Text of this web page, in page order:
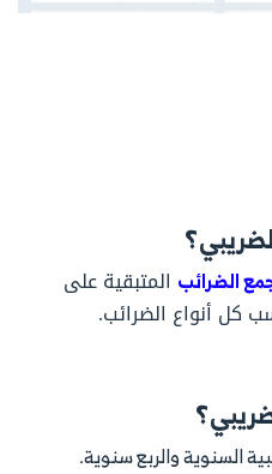
الضرائب المتبقية على
كل أنواع الضرائب.
السنوية والربع سنوية.